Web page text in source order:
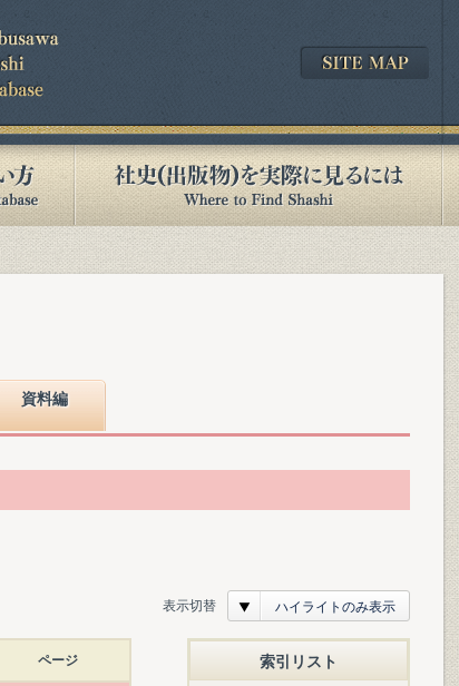
資料編
表示切替 ハイライトのみ表示
ページ 索引リスト